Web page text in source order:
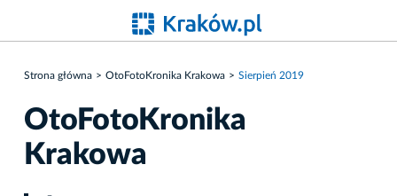
Strona główna OtoFotoKronika Krakowa Sierpień 2019
OtoFotoKronika
Krakowa